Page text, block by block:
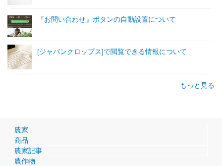
『お問い合わせ』ボタンの自動設置について
[ジャパンクロップス]で閲覧できる情報について
もっと見る
農家
商品
農家記事
農作物